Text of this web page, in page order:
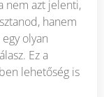
nem azt jelenti,
hanem
olyan
Ez a
lehetőség is